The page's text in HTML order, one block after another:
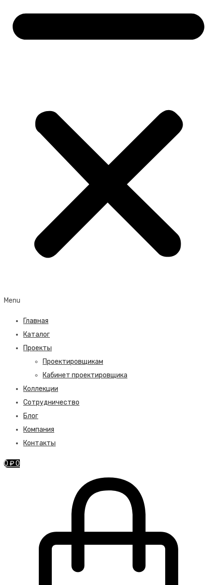
Menu
Главная
Каталог
Проекты
Проектировщикам
Кабинет проектировщика
Коллекции
Сотрудничество
Блог
Компания
Контакты
0 ₽0